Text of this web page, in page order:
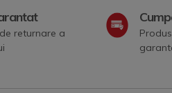
returnare a